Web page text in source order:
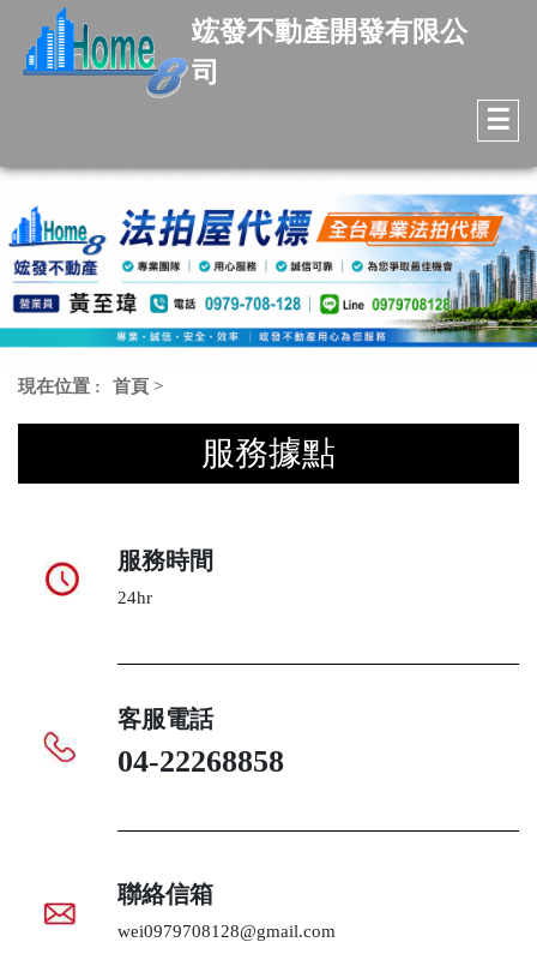
竤發不動產開發有限公
司
☰
現在位置 : 首頁 >
服務據點
服務時間
24hr
客服電話
04-22268858
聯絡信箱
wei0979708128@gmail.com